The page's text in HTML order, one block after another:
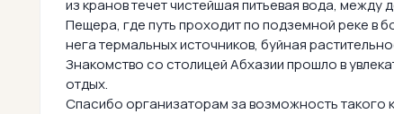
из кранов течет чистейшая питьевая вода,
Пещера, где путь проходит по подземной реке в
нега термальных источников, буйная
Знакомство со столицей Абхазии прошло в
отдых.
Спасибо организаторам за возможность такого